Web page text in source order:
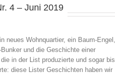
4 – Juni 2019
neues Wohnquartier, ein Baum-Engel,
und die Geschichte einer
in der List produzierte und sogar bis
diese Lister Geschichten haben wir